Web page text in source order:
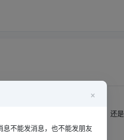
电影、电视剧、综艺节目、动画，还是
×
不能发消息，也不能发朋友